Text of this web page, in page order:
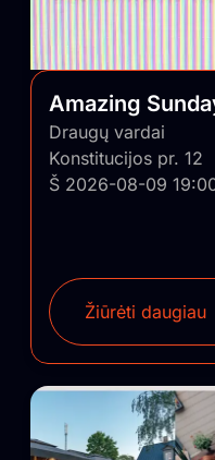
sugrąžinti ir įskiepyti į
Amazing
Draugų vardai
Konstitucijos pr. 12
Š 2026-08-09
Žiūrėti daugiau